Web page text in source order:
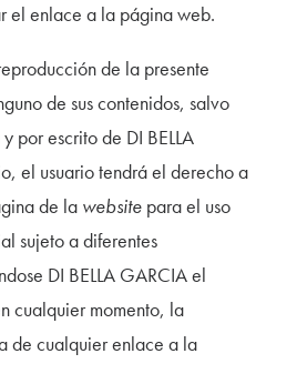
el enlace a la página web.
de la presente
de sus contenidos, salvo
por escrito de DI BELLA
el usuario tendrá el derecho a
de la website para el uso
sujeto a diferentes
DI BELLA GARCIA el
cualquier momento, la
de cualquier enlace a la